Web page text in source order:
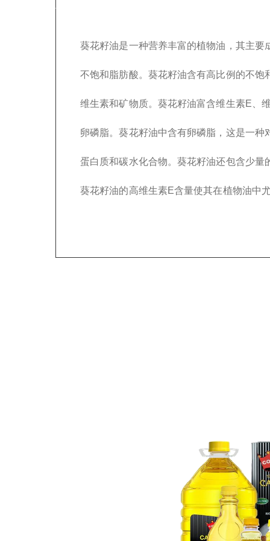
葵花籽油是一种营养丰富的植物油，其主要
不饱和脂肪酸。葵花籽油含有高比例的不
维生素和矿物质。葵花籽油富含维生素E、
卵磷脂。葵花籽油中含有卵磷脂，这是一种
蛋白质和碳水化合物。葵花籽油还包含少
葵花籽油的高维生素E含量使其在植物油中